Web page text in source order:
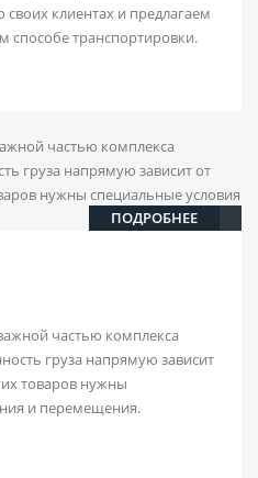
клиентах и предлагаем
способе транспортировки.
ПОДРОБНЕЕ
частью комплекса
груза напрямую зависит
товаров нужны
и перемещения.